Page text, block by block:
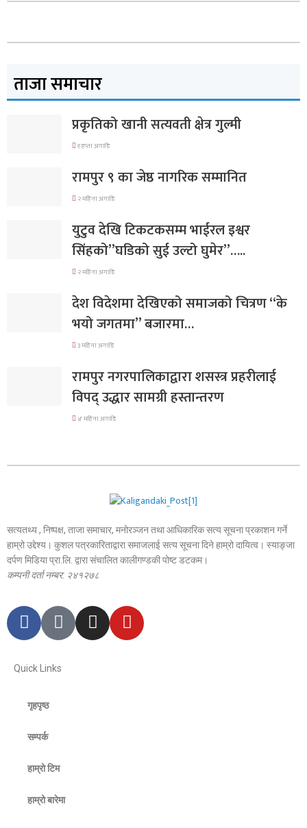
ताजा समाचार
प्रकृतिको खानी सत्यवती क्षेत्र गुल्मी
१ हप्ता अगाडि
रामपुर ९ का जेष्ठ नागरिक सम्मानित
२ महिना अगाडि
युटुव देखि टिकटकसम्म भाईरल इश्वर
सिंहको”घडिको सुई उल्टो घुमेर”…..
२ महिना अगाडि
देश विदेशमा देखिएको समाजको चित्रण “के
भयो जगतमा” बजारमा…
३ महिना अगाडि
रामपुर नगरपालिकाद्वारा शसस्त्र प्रहरीलाई
विपद् उद्धार सामग्री हस्तान्तरण
४ महिना अगाडि
सत्यतथ्य , निष्पक्ष, ताजा समाचार, मनोरञ्जन तथा आधिकारिक सत्य सूचना प्रकाशन गर्ने
हाम्रो उद्देश्य। कुशल पत्रकारिताद्वारा समाजलाई सत्य सूचना दिने हाम्रो दायित्व। स्याङ्जा
दर्पण मिडिया प्रा.लि. द्वारा संचालित कालीगण्डकी पोष्ट डटकम।
कम्पनी दर्ता नम्बर: २४१२७८
Quick Links
गृहपृष्ठ
सम्पर्क
हाम्रो टिम
हाम्रो बारेमा